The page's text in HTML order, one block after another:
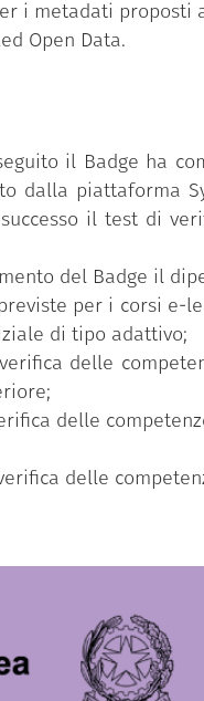
i metadati proposti
Open Data.
il Badge ha
dalla piattaforma
il test di
del Badge il
per i corsi e-
di tipo adattivo;
delle
delle
delle